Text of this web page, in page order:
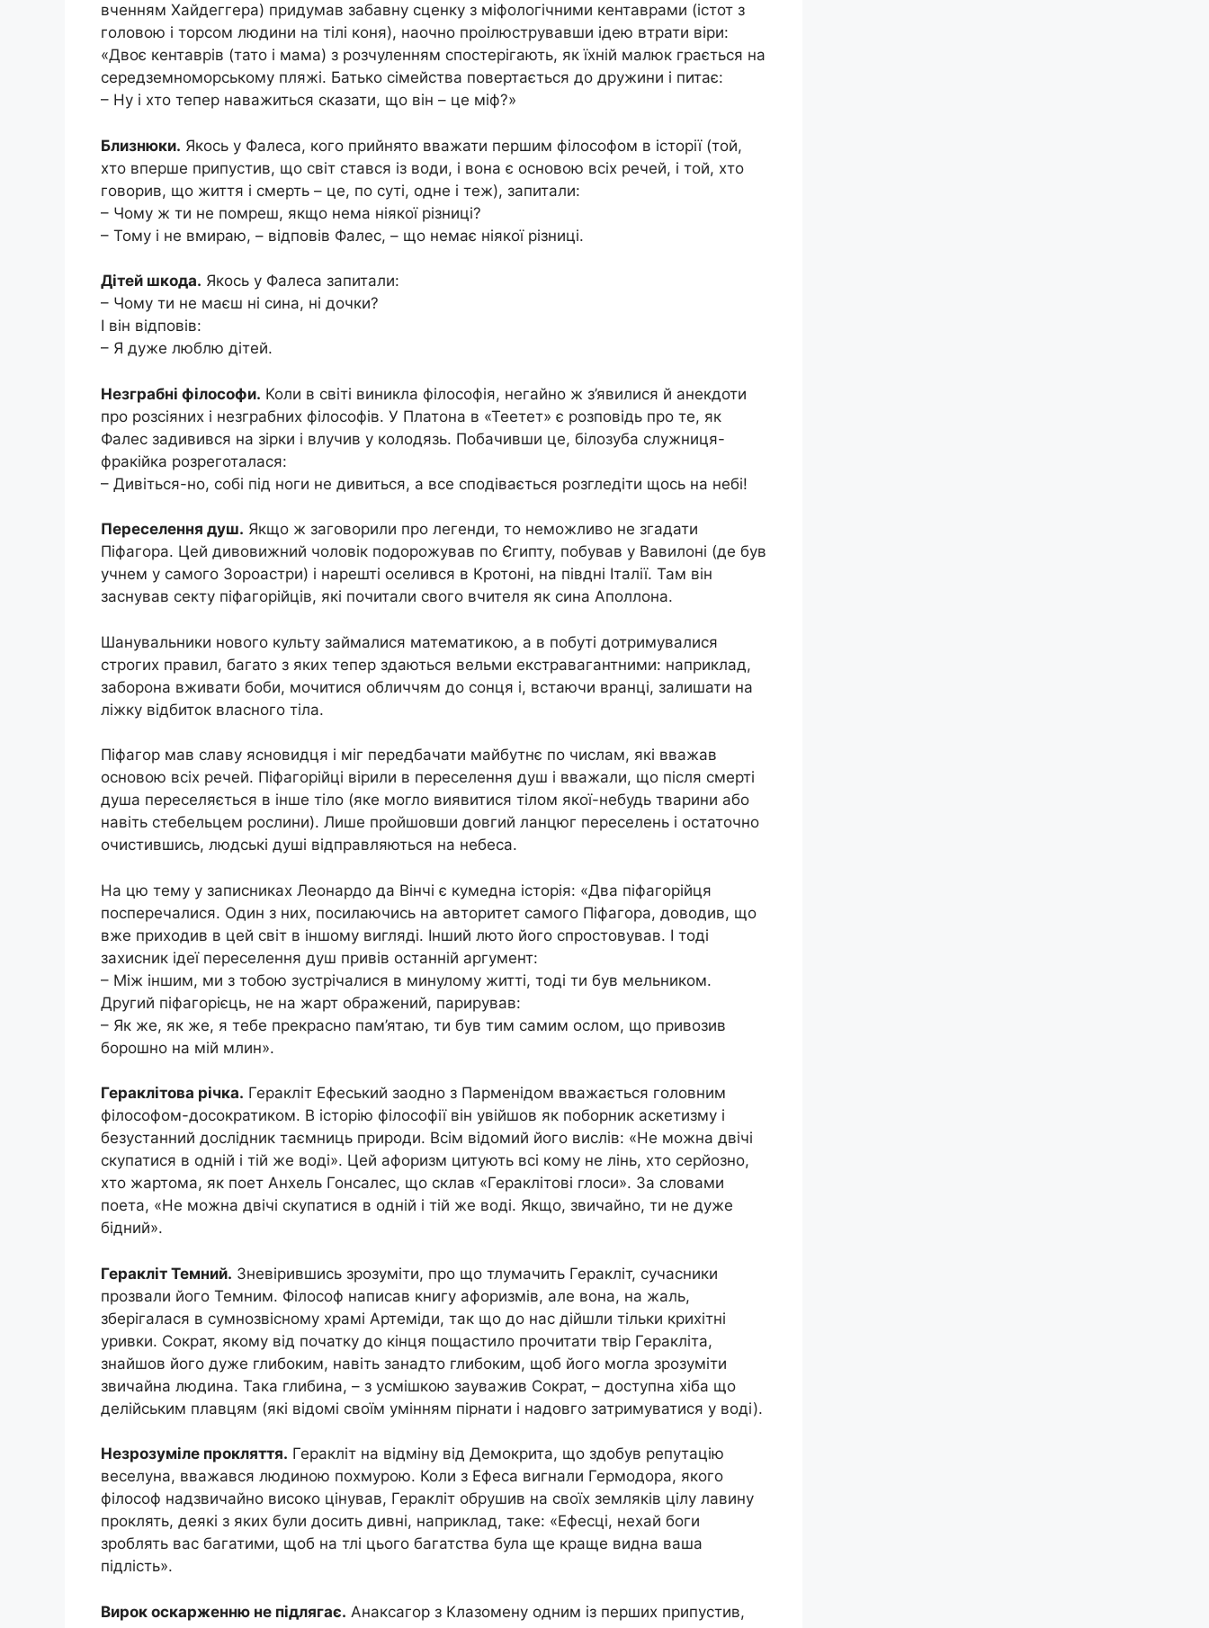
вченням Хайдеггера) придумав забавну сценку з міфологічними кентаврами (істот з
головою і торсом людини на тілі коня), наочно проілюструвавши ідею втрати віри:
«Двоє кентаврів (тато і мама) з розчуленням спостерігають, як їхній малюк грається на
середземноморському пляжі. Батько сімейства повертається до дружини і питає:
– Ну і хто тепер наважиться сказати, що він – це міф?»
Близнюки. Якось у Фалеса, кого прийнято вважати першим філософом в історії (той,
хто вперше припустив, що світ стався із води, і вона є основою всіх речей, і той, хто
говорив, що життя і смерть – це, по суті, одне і теж), запитали:
– Чому ж ти не помреш, якщо нема ніякої різниці?
– Тому і не вмираю, – відповів Фалес, – що немає ніякої різниці.
Дітей шкода. Якось у Фалеса запитали:
– Чому ти не маєш ні сина, ні дочки?
І він відповів:
– Я дуже люблю дітей.
Незграбні філософи. Коли в світі виникла філософія, негайно ж з’явилися й анекдоти
про розсіяних і незграбних філософів. У Платона в «Теетет» є розповідь про те, як
Фалес задивився на зірки і влучив у колодязь. Побачивши це, білозуба служниця-
фракійка розреготалася:
– Дивіться-но, собі під ноги не дивиться, а все сподівається розгледіти щось на небі!
Переселення душ. Якщо ж заговорили про легенди, то неможливо не згадати
Піфагора. Цей дивовижний чоловік подорожував по Єгипту, побував у Вавилоні (де був
учнем у самого Зороастри) і нарешті оселився в Кротоні, на півдні Італії. Там він
заснував секту піфагорійців, які почитали свого вчителя як сина Аполлона.
Шанувальники нового культу займалися математикою, а в побуті дотримувалися
строгих правил, багато з яких тепер здаються вельми екстравагантними: наприклад,
заборона вживати боби, мочитися обличчям до сонця і, встаючи вранці, залишати на
ліжку відбиток власного тіла.
Піфагор мав славу ясновидця і міг передбачати майбутнє по числам, які вважав
основою всіх речей. Піфагорійці вірили в переселення душ і вважали, що після смерті
душа переселяється в інше тіло (яке могло виявитися тілом якої-небудь тварини або
навіть стебельцем рослини). Лише пройшовши довгий ланцюг переселень і остаточно
очистившись, людські душі відправляються на небеса.
На цю тему у записниках Леонардо да Вінчі є кумедна історія: «Два піфагорійця
посперечалися. Один з них, посилаючись на авторитет самого Піфагора, доводив, що
вже приходив в цей світ в іншому вигляді. Інший люто його спростовував. І тоді
захисник ідеї переселення душ привів останній аргумент:
– Між іншим, ми з тобою зустрічалися в минулому житті, тоді ти був мельником.
Другий піфагорієць, не на жарт ображений, парирував:
– Як же, як же, я тебе прекрасно пам’ятаю, ти був тим самим ослом, що привозив
борошно на мій млин».
Гераклітова річка. Геракліт Ефеський заодно з Парменідом вважається головним
філософом-досократиком. В історію філософії він увійшов як поборник аскетизму і
безустанний дослідник таємниць природи. Всім відомий його вислів: «Не можна двічі
скупатися в одній і тій же воді». Цей афоризм цитують всі кому не лінь, хто серйозно,
хто жартома, як поет Анхель Гонсалес, що склав «Гераклітові глоси». За словами
поета, «Не можна двічі скупатися в одній і тій же воді. Якщо, звичайно, ти не дуже
бідний».
Геракліт Темний. Зневірившись зрозуміти, про що тлумачить Геракліт, сучасники
прозвали його Темним. Філософ написав книгу афоризмів, але вона, на жаль,
зберігалася в сумнозвісному храмі Артеміди, так що до нас дійшли тільки крихітні
уривки. Сократ, якому від початку до кінця пощастило прочитати твір Геракліта,
знайшов його дуже глибоким, навіть занадто глибоким, щоб його могла зрозуміти
звичайна людина. Така глибина, – з усмішкою зауважив Сократ, – доступна хіба що
делійським плавцям (які відомі своїм умінням пірнати і надовго затримуватися у воді).
Незрозуміле прокляття. Геракліт на відміну від Демокрита, що здобув репутацію
веселуна, вважався людиною похмурою. Коли з Ефеса вигнали Гермодора, якого
філософ надзвичайно високо цінував, Геракліт обрушив на своїх земляків цілу лавину
проклять, деякі з яких були досить дивні, наприклад, таке: «Ефесці, нехай боги
зроблять вас багатими, щоб на тлі цього багатства була ще краще видна ваша
підлість».
Вирок оскарженню не підлягає. Анаксагор з Клазомену одним із перших припустив,